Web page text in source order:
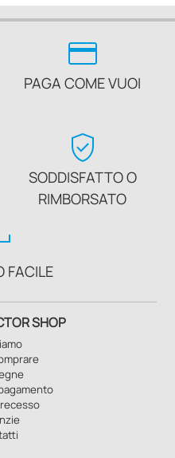
credit_card
PAGA COME VUOI
verified_user
SODDISFATTO O
RIMBORSATO
FACILE
SHOP